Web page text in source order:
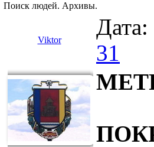
Поиск людей. Архивы.
Viktor
31